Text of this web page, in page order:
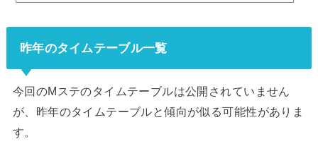
代目J ...
昨年のタイムテーブル一覧
今回のMステのタイムテーブルは公開されていません
が、昨年のタイムテーブルと傾向が似る可能性がありま
す。